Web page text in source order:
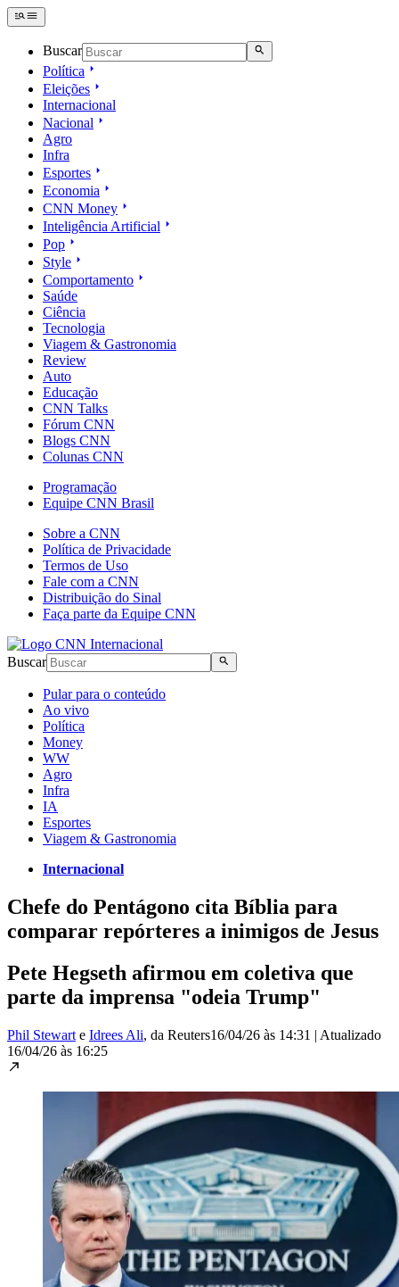
Buscar
Política
Eleições
Internacional
Nacional
Agro
Infra
Esportes
Economia
CNN Money
Inteligência Artificial
Pop
Style
Comportamento
Saúde
Ciência
Tecnologia
Viagem & Gastronomia
Review
Auto
Educação
CNN Talks
Fórum CNN
Blogs CNN
Colunas CNN
Programação
Equipe CNN Brasil
Sobre a CNN
Política de Privacidade
Termos de Uso
Fale com a CNN
Distribuição do Sinal
Faça parte da Equipe CNN
Buscar
Pular para o conteúdo
Ao vivo
Política
Money
WW
Agro
Infra
IA
Esportes
Viagem & Gastronomia
Internacional
Chefe do Pentágono cita Bíblia para
comparar repórteres a inimigos de Jesus
Pete Hegseth afirmou em coletiva que
parte da imprensa "odeia Trump"
Phil Stewart e Idrees Ali, da Reuters16/04/26 às 14:31 | Atualizado
16/04/26 às 16:25